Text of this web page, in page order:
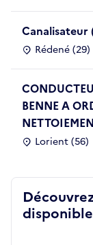
Canalisateur
Rédené (29)
BENNE A
Lorient (56)